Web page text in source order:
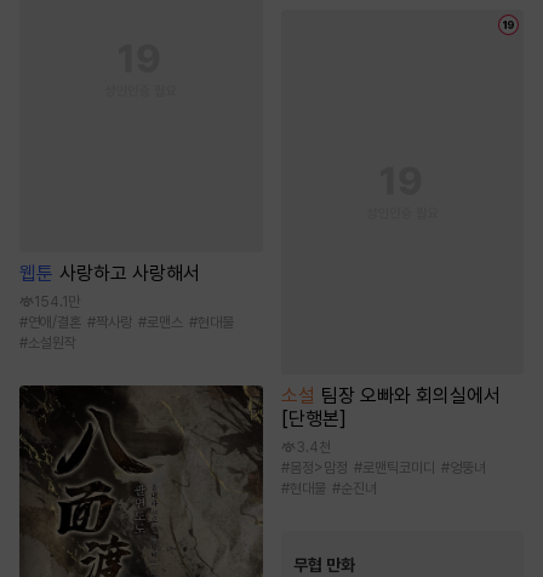
웹툰 사랑하고 사랑해서
154.1만
#연애/결혼 #짝사랑 #로맨스 #현대물
#소설원작
소설 팀장 오빠와 회의실에서
[단행본]
3.4천
#몸정>맘정 #로맨틱코미디 #엉뚱녀
#현대물 #순진녀
무협 만화